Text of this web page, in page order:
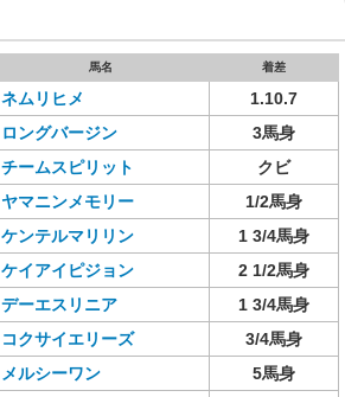
馬名 着差
ネムリヒメ
1.10.7
ロングバージン
3馬身
チームスピリット
クビ
ヤマニンメモリー
1/2馬身
ケンテルマリリン
1 3/4馬身
ケイアイピジョン
2 1/2馬身
デーエスリニア
1 3/4馬身
コクサイエリーズ
3/4馬身
メルシーワン
5馬身